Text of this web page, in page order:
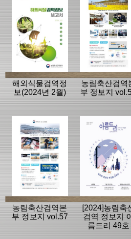
해외식물검역정
보(2024년 2월)
농림축산검역
부 정보지
농림축산검역본
부 정보지 vol.57
[2024]농림축
검역 정보지
름드리 49호